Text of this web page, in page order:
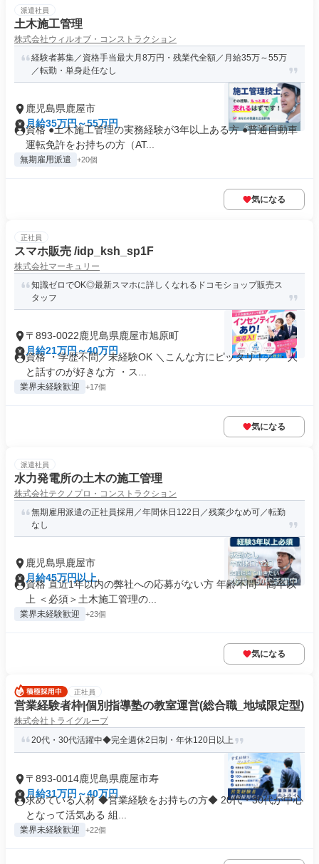
派遣社員
土木施工管理
株式会社ウィルオブ・コンストラクション
経験者募集／資格手当最大月8万円・残業代全額／月給35万～55万
／転勤・単身赴任なし
鹿児島県鹿屋市
月給35万円～55万円
資格 ●土木施工管理の実務経験が3年以上ある方 ●普通自動車
運転免許をお持ちの方（AT...
無期雇用派遣 +20個
気になる
正社員
スマホ販売 /idp_ksh_sp1F
株式会社マーキュリー
知識ゼロでOK◎最新スマホに詳しくなれるドコモショップ販売ス
タッフ
〒893-0022鹿児島県鹿屋市旭原町
月給21万円～40万円
資格 ・学歴不問／未経験OK ＼こんな方にピッタリ！／ ・人
と話すのが好きな方 ・ス...
業界未経験歓迎 +17個
気になる
派遣社員
水力発電所の土木の施工管理
株式会社テクノプロ・コンストラクション
無期雇用派遣の正社員採用／年間休日122日／残業少なめ可／転勤
なし
鹿児島県鹿屋市
月給45万円以上
資格 直近1年以内の弊社への応募がない方 年齢不問・高卒以
上 ＜必須＞土木施工管理の...
業界未経験歓迎 +23個
気になる
正社員
営業経験者枠|個別指導塾の教室運営(総合職_地域限定型)
株式会社トライグループ
20代・30代活躍中◆完全週休2日制・年休120日以上
〒893-0014鹿児島県鹿屋市寿
月給31万円～40万円
求めている人材 ◆営業経験をお持ちの方◆ 20代・30代が中心
となって活気ある 組...
業界未経験歓迎 +22個